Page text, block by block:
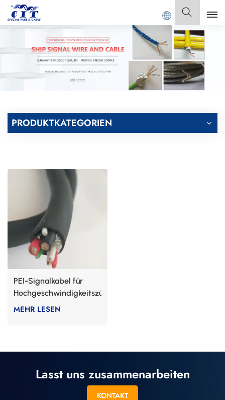
CIT SPECIAL CABLE Co., Ltd. Deutsch
English
Français
Italiano
PRODUKTKATEGORIEN
PEI-Signalkabel für
Hochgeschwindigkeitszüge
MEHR LESEN
Lasst uns zusammenarbeiten
KONTAKT